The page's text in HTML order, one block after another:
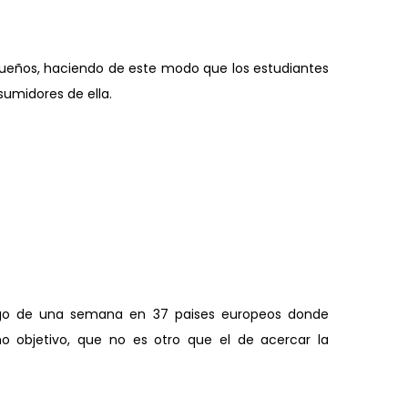
haciendo de este modo que los estudiantes
de ella.
una semana en 37 paises europeos donde
objetivo, que no es otro que el de acercar la